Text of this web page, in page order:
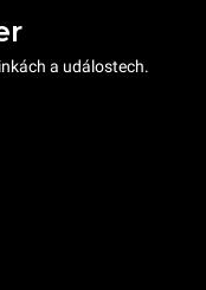
a událostech.